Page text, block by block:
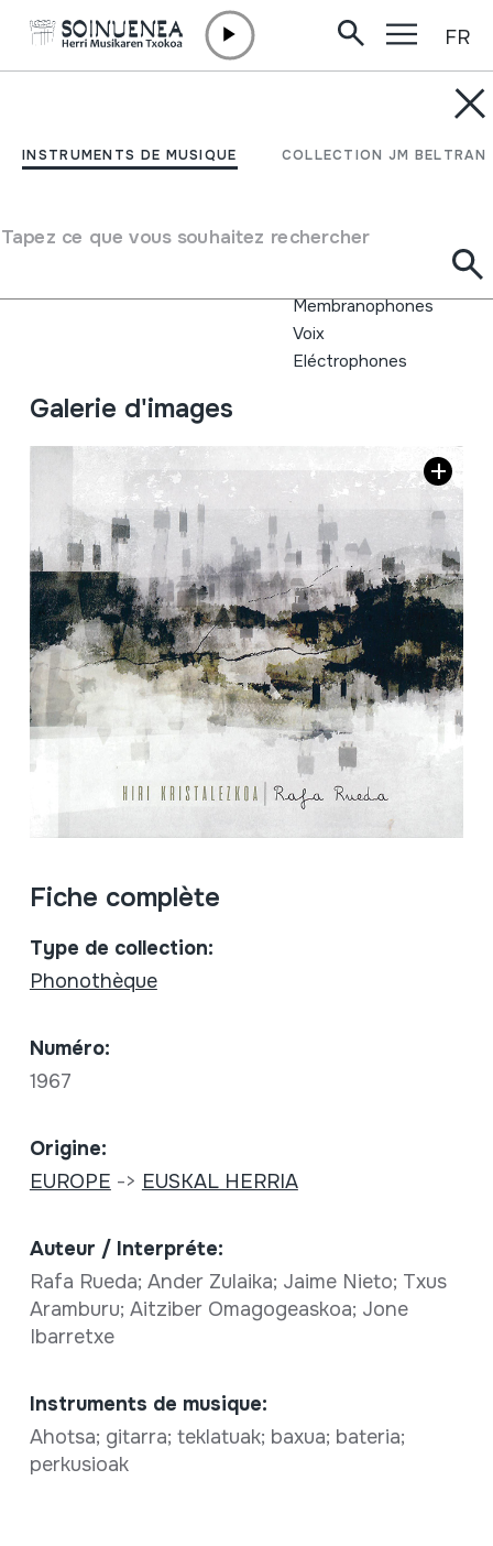
INSTRUMENTS DE MUSIQUE COLLECTION JM BELTRAN
Tapez ce que vous souhaitez rechercher
FR
Hiri kristalezkoa
Rafa Rueda; Ander Zulaika; Jaime Nieto; Txus Aramburu;
Membranophones
Voix
Eléctrophones
Galerie d'images
Fiche complète
Type de collection:
Phonothèque
Numéro:
1967
Origine:
EUROPE -> EUSKAL HERRIA
Auteur / Interpréte:
Rafa Rueda; Ander Zulaika; Jaime Nieto; Txus
Aramburu; Aitziber Omagogeaskoa; Jone
Ibarretxe
Instruments de musique:
Ahotsa; gitarra; teklatuak; baxua; bateria;
perkusioak